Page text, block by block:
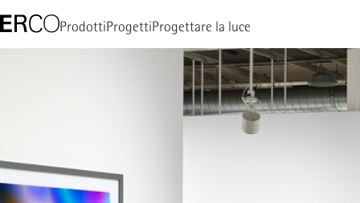
ProdottiProgettiProgettare la luce